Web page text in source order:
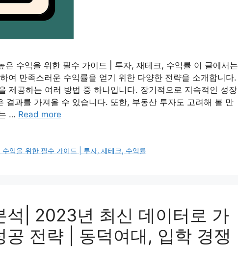
수익을 위한 필수 가이드 | 투자, 재테크, 수익률 이 글에서는
여 만족스러운 수익률을 얻기 위한 다양한 전략을 소개합니다.
제공하는 여러 방법 중 하나입니다. 장기적으로 지속적인 성장
결과를 가져올 수 있습니다. 또한, 부동산 투자도 고려해 볼 만
… Read more
익을 위한 필수 가이드 | 투자, 재테크, 수익률
석| 2023년 최신 데이터로 가
공 전략 | 동덕여대, 입학 경쟁